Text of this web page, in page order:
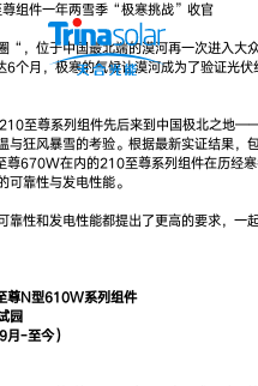
组件一年两雪季“极寒挑战”收官
“，位于中国最北端的漠河再一次进入大
个月，极寒的气候让漠河成为了验证光伏
至尊系列组件先后来到中国极北之地
与狂风暴雪的考验。根据最新实证结果，
670W在内的210至尊系列组件在历经寒
可靠性与发电性能。
靠性和发电性能都提出了更高的要求，一
尊N型610W系列组件
园
-至今）